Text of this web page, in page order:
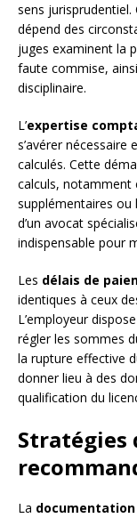
sens
dépend des
juges examinent la
faute commise,
disciplinaire.
L’expertise
s’avérer
calculés. Cette
calculs, notamment
supplémentaires ou
d’un avocat
indispensable pour
Les délais de
identiques à ceux
L’employeur
régler les sommes
la rupture effective
donner lieu à des
qualification du
Stratégies
La